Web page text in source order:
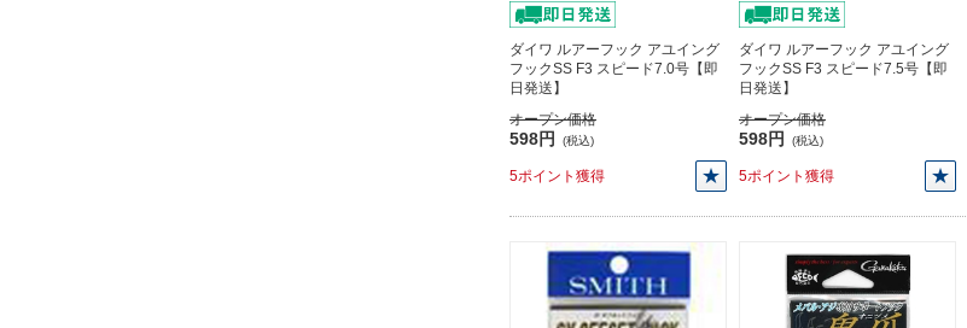
ダイワ ルアーフック アユイング
フックSS F3 スピード7.0号【即
日発送】
オープン価格
598円 (税込)
5ポイント獲得
ダイワ ルアーフック アユイング
フックSS F3 スピード7.5号【即
日発送】
オープン価格
598円 (税込)
5ポイント獲得